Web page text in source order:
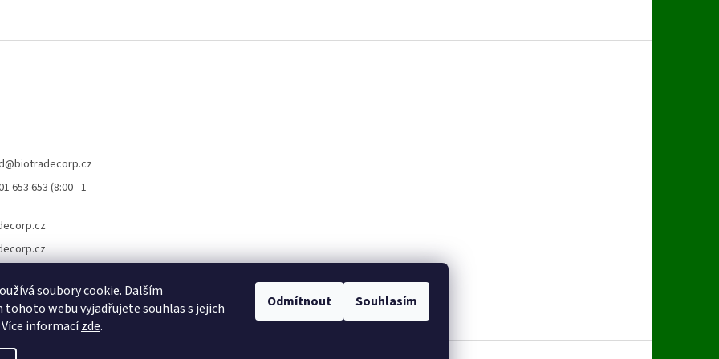
soubory cookie. Dalším
tohoto webu vyjadřujete souhlas s jejich
informacízde.
Odmítnout Souhlasím
@biotradecorp.cz
653 653 (8:00 - 1